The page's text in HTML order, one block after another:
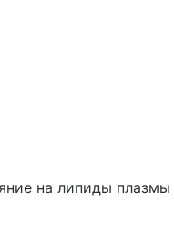
на липиды плазмы